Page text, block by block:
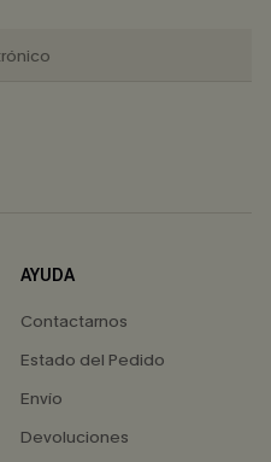
AYUDA
Contactarnos
Estado del Pedido
Envío
Devoluciones